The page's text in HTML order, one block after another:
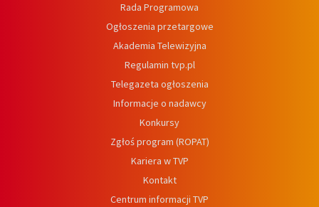
Rada Programowa
Ogłoszenia przetargowe
Akademia Telewizyjna
Regulamin tvp.pl
Telegazeta ogłoszenia
Informacje o nadawcy
Konkursy
Zgłoś program (ROPAT)
Kariera w TVP
Kontakt
Centrum informacji TVP